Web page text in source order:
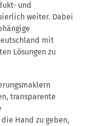
und
weiter. Dabei
mit
Lösungen zu
transparente
Hand zu geben,